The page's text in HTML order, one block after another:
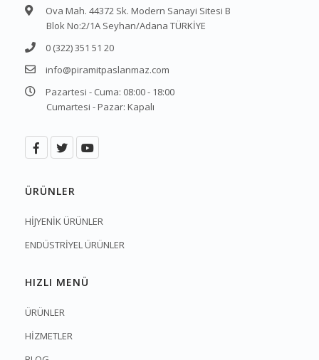
Ova Mah. 44372 Sk. Modern Sanayi Sitesi B
Blok No:2/1A Seyhan/Adana TÜRKİYE
0 (322) 351 51 20
info@piramitpaslanmaz.com
Pazartesi - Cuma: 08:00 - 18:00
Cumartesi - Pazar: Kapalı
ÜRÜNLER
HİJYENİK ÜRÜNLER
ENDÜSTRİYEL ÜRÜNLER
HIZLI MENÜ
ÜRÜNLER
HİZMETLER